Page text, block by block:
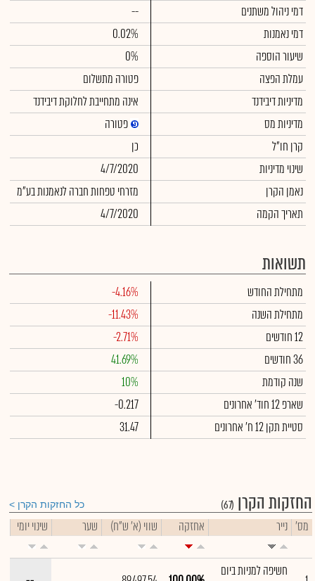
דמי ניהול משתנים
--
דמי נאמנות
0.02%
שיעור הוספה
0%
עמלת הפצה
פטורה מתשלום
מדיניות דיבידנד
אינה מתחייבת לחלוקת דיבידנד
מדיניות מס
פטורה
קרן חו"ל
כן
שינוי מדיניות
4/7/2020
נאמן הקרן
מזרחי טפחות חברה לנאמנות בע"מ
תאריך הקמה
4/7/2020
תשואות
מתחילת החודש
-4.16%
מתחילת השנה
-11.43%
12 חודשים
-2.71%
36 חודשים
41.69%
שנה קודמת
10%
שארפ 12 חוד' אחרונים
-0.217
סטיית תקן 12 ח' אחרונים
31.47
החזקות הקרן (67) כל החזקות הקרן
מס' נייר אחזקה שווי (א' ש"ח) שער שינוי יומי
חשיפה למניות ביום